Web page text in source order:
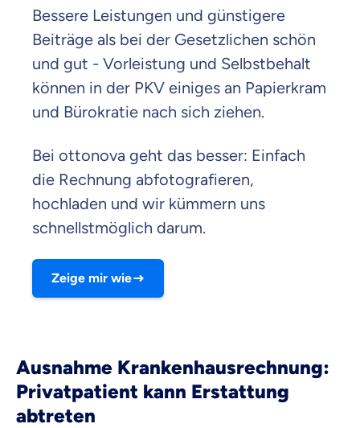
Bessere Leistungen und günstigere
Beiträge als bei der Gesetzlichen schön
und gut - Vorleistung und Selbstbehalt
können in der PKV einiges an Papierkram
und Bürokratie nach sich ziehen.
Bei ottonova geht das besser: Einfach
die Rechnung abfotografieren,
hochladen und wir kümmern uns
schnellstmöglich darum.
Zeige mir wie
Ausnahme Krankenhausrechnung:
Privatpatient kann Erstattung
abtreten